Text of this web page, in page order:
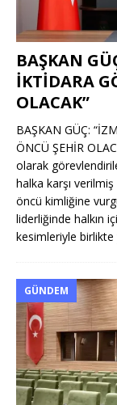
BAŞKAN
İKTİDARA
OLACAK”
BAŞKAN GÜÇ:
ÖNCÜ ŞEHİR
olarak
halka karşı
öncü kimliğine
liderliğinde halkın
kesimleriyle birlikte
GÜNDEM